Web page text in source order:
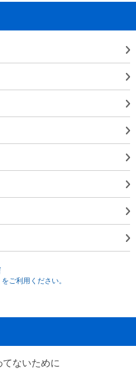
ご利用ください。
ないために